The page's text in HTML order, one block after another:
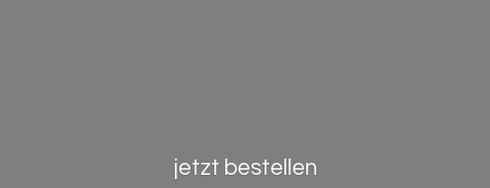
jetzt bestellen